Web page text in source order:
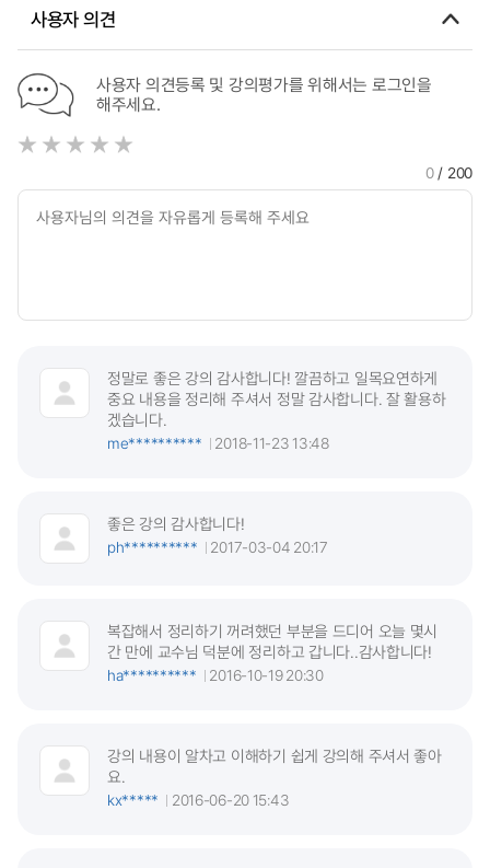
사용자 의견
사용자 의견등록 및 강의평가를 위해서는 로그인을
해주세요.
0/ 200
정말로 좋은 강의 감사합니다! 깔끔하고 일목요연하게
중요 내용을 정리해 주셔서 정말 감사합니다. 잘 활용하
겠습니다.
me**********
2018-11-23 13:48
좋은 강의 감사합니다!
ph**********
2017-03-04 20:17
복잡해서 정리하기 꺼려했던 부분을 드디어 오늘 몇시
간 만에 교수님 덕분에 정리하고 갑니다..감사합니다!
ha**********
2016-10-19 20:30
강의 내용이 알차고 이해하기 쉽게 강의해 주셔서 좋아
요.
kx*****
2016-06-20 15:43